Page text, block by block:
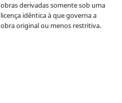
obras derivadas somente sob uma
licença idêntica à que governa a
obra original ou menos restritiva.